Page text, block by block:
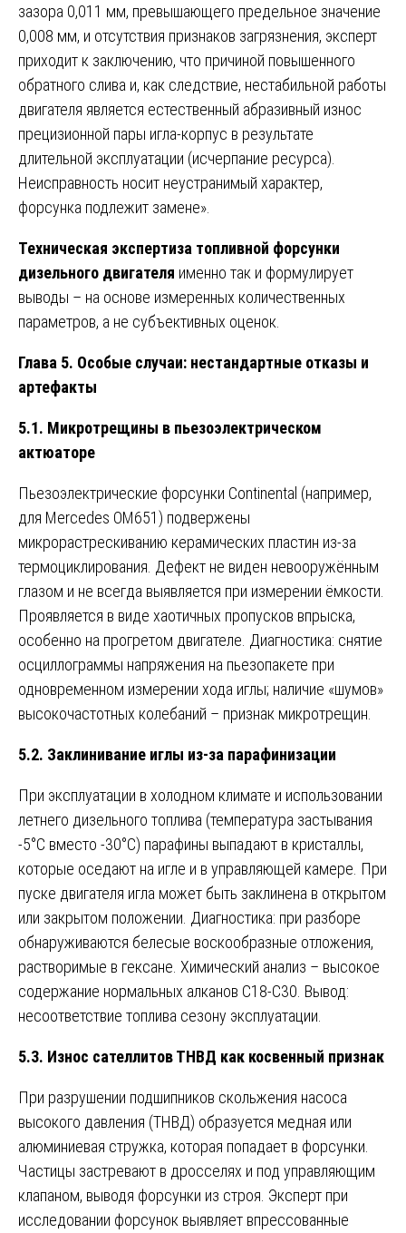
зазора 0,011 мм, превышающего предельное значение
0,008 мм, и отсутствия признаков загрязнения, эксперт
приходит к заключению, что причиной повышенного
обратного слива и, как следствие, нестабильной работы
двигателя является естественный абразивный износ
прецизионной пары игла-корпус в результате
длительной эксплуатации (исчерпание ресурса).
Неисправность носит неустранимый характер,
форсунка подлежит замене».
Техническая экспертиза топливной форсунки
дизельного двигателя именно так и формулирует
выводы – на основе измеренных количественных
параметров, а не субъективных оценок.
Глава 5. Особые случаи: нестандартные отказы и
артефакты
5.1. Микротрещины в пьезоэлектрическом
актюаторе
Пьезоэлектрические форсунки Continental (например,
для Mercedes OM651) подвержены
микрорастрескиванию керамических пластин из-за
термоциклирования. Дефект не виден невооружённым
глазом и не всегда выявляется при измерении ёмкости.
Проявляется в виде хаотичных пропусков впрыска,
особенно на прогретом двигателе. Диагностика: снятие
осциллограммы напряжения на пьезопакете при
одновременном измерении хода иглы; наличие «шумов»
высокочастотных колебаний – признак микротрещин.
5.2. Заклинивание иглы из-за парафинизации
При эксплуатации в холодном климате и использовании
летнего дизельного топлива (температура застывания
-5°C вместо -30°C) парафины выпадают в кристаллы,
которые оседают на игле и в управляющей камере. При
пуске двигателя игла может быть заклинена в открытом
или закрытом положении. Диагностика: при разборе
обнаруживаются белесые воскообразные отложения,
растворимые в гексане. Химический анализ – высокое
содержание нормальных алканов C18-C30. Вывод:
несоответствие топлива сезону эксплуатации.
5.3. Износ сателлитов ТНВД как косвенный признак
При разрушении подшипников скольжения насоса
высокого давления (ТНВД) образуется медная или
алюминиевая стружка, которая попадает в форсунки.
Частицы застревают в дросселях и под управляющим
клапаном, выводя форсунки из строя. Эксперт при
исследовании форсунок выявляет впрессованные